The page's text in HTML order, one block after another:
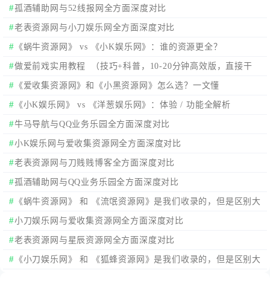
孤酒辅助网与52线报网全方面深度对比
老表资源网与小刀娱乐网全方面深度对比
《蜗牛资源网》 vs 《小K娱乐网》：谁的资源更全？
做爱前戏实用教程 （技巧+科普，10-20分钟高效版，直接干
货）《爱收集资源网》和《小黑资源网》怎么选？一文懂
《小K娱乐网》 vs 《洋葱娱乐网》：体验 / 功能全解析
牛马导航与QQ业务乐园全方面深度对比
小K娱乐网与爱收集资源网全方面深度对比
老表资源网与刀贱贱博客全方面深度对比
孤酒辅助网与QQ业务乐园全方面深度对比
《蜗牛资源网》 和 《流氓资源网》是我们收录的，但是区别大
家还是要知道！
小刀娱乐网与爱收集资源网全方面深度对比
老表资源网与星辰资源网全方面深度对比
《小刀娱乐网》 和 《狐蜂资源网》是我们收录的，但是区别大